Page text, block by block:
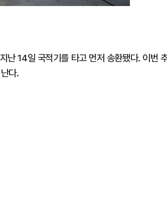
난 14일 국적기를 타고 먼저 송환됐다. 이번
다.